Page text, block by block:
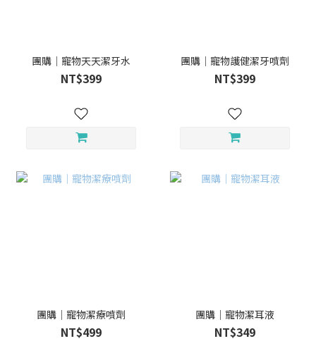
團購｜寵物天天潔牙水
NT$399
團購｜寵物護健潔牙噴劑
NT$399
團購｜寵物潔療噴劑
NT$499
團購｜寵物潔耳液
NT$349